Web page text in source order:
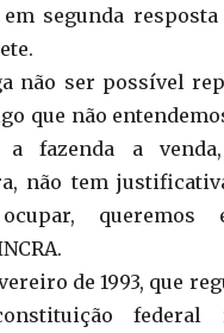
segunda resposta
não ser possível
que não
a fazenda a
não tem
queremos
de 1993, que
federal